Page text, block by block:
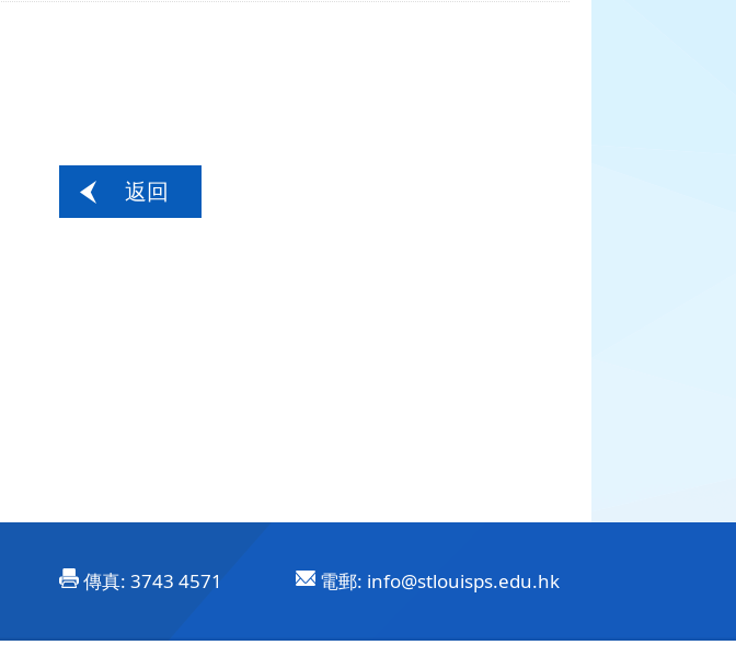
返回
傳真: 3743 4571 電郵: info@stlouisps.edu.hk